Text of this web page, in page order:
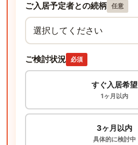
ご入居予定者との続柄 任意
ご検討状況 必須
すぐ入居希望
1ヶ月以内
3ヶ月以内
具体的に検討中